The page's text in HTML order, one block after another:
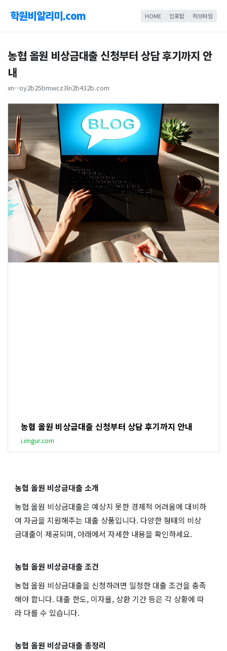
학원비알리미.com HOME 인포탑 허브타임
농협 올원 비상금대출 신청부터 상담 후기까지 안
내
xn--oy2b25bmwcz3ln2b432b.com
농협 올원 비상금대출 신청부터 상담 후기까지 안내
i.imgur.com
농협 올원 비상금대출 소개
농협 올원 비상금대출은 예상치 못한 경제적 어려움에 대비하
여 자금을 지원해주는 대출 상품입니다. 다양한 형태의 비상
금대출이 제공되며, 아래에서 자세한 내용을 확인하세요.
농협 올원 비상금대출 조건
농협 올원 비상금대출을 신청하려면 일정한 대출 조건을 충족
해야 합니다. 대출 한도, 이자율, 상환 기간 등은 각 상황에 따
라 다를 수 있습니다.
농협 올원 비상금대출 총정리